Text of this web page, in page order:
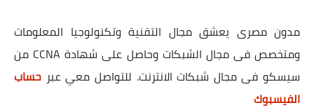
مدون مصرى يعشق مجال التقنية وتكنولوجيا المعلومات
ومتخصص فى مجال الشبكات وحاصل على شهادة CCNA من
سيسكو فى مجال شبكات الانترنت. للتواصل معي عبر حساب
الفيسبوك